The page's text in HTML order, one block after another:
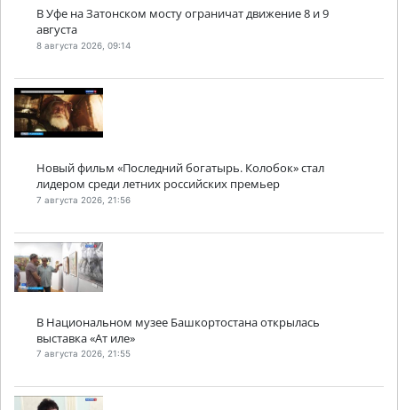
В Уфе на Затонском мосту ограничат движение 8 и 9
августа
8 августа 2026, 09:14
Новый фильм «Последний богатырь. Колобок» стал
лидером среди летних российских премьер
7 августа 2026, 21:56
В Национальном музее Башкортостана открылась
выставка «Ат иле»
7 августа 2026, 21:55